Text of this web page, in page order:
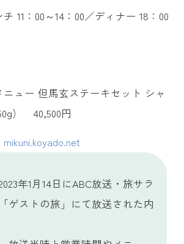
11：00～14：00／ディナー 18：00
ニュー 但馬玄ステーキセット シャ
） 40,500円
mikuni.koyado.net
年1月14日にABC放送・旅サラ
ゲストの旅」にて放送された内